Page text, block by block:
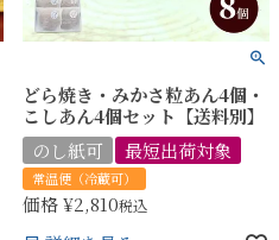
どら焼き・みかさ粒あん4個・
こしあん4個セット【送料別】
のし紙可
最短出荷対象
常温便（冷蔵可）
価格¥2,810税込